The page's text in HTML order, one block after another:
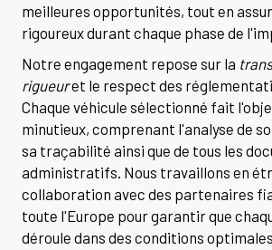
meilleures opportunités, tout en
rigoureux durant chaque phase de
Notre engagement repose sur la
rigueuret le respect des
Chaque véhicule sélectionné fait
minutieux, comprenant l'analyse de
sa traçabilité ainsi que de tous les
administratifs. Nous travaillons en
collaboration avec des partenaires
toute l'Europe pour garantir que
déroule dans des conditions optimales.